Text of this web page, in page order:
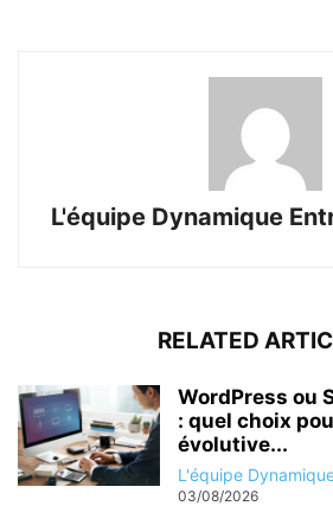
L'équipe Dynamique
RELATED
WordPress ou
: quel choix
évolutive...
L'équipe
03/08/2026